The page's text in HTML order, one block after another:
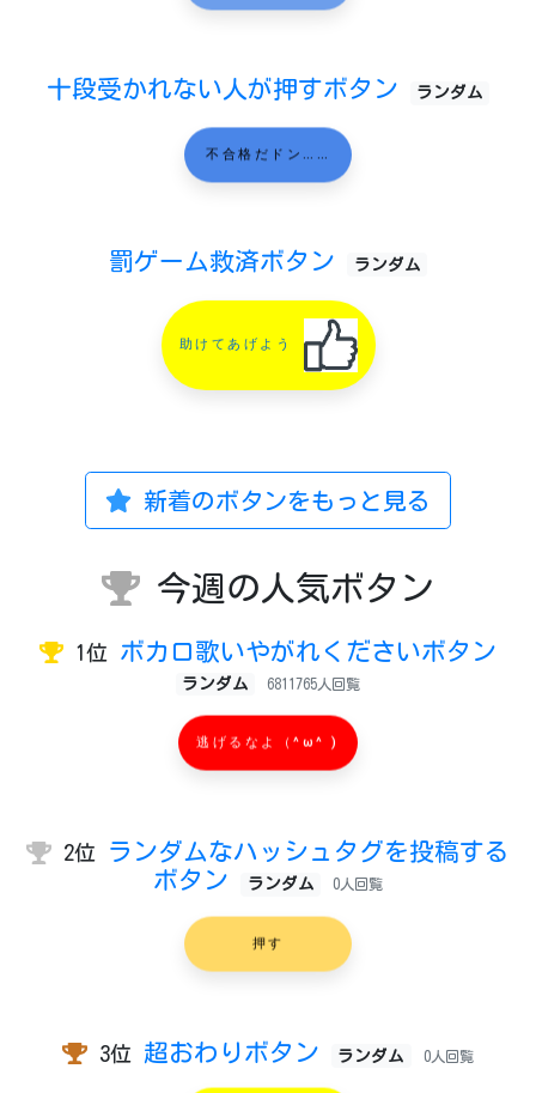
十段受かれない人が押すボタン ランダム
不合格だドン……
罰ゲーム救済ボタン ランダム
助けてあげよう
新着のボタンをもっと見る
今週の人気ボタン
1位 ボカロ歌いやがれくださいボタン
ランダム 6811765人回覧
逃げるなよ（^ω^ )
2位
ランダムなハッシュタグを投稿する
ボタン
ランダム 0人回覧
押す
3位 超おわりボタン ランダム 0人回覧